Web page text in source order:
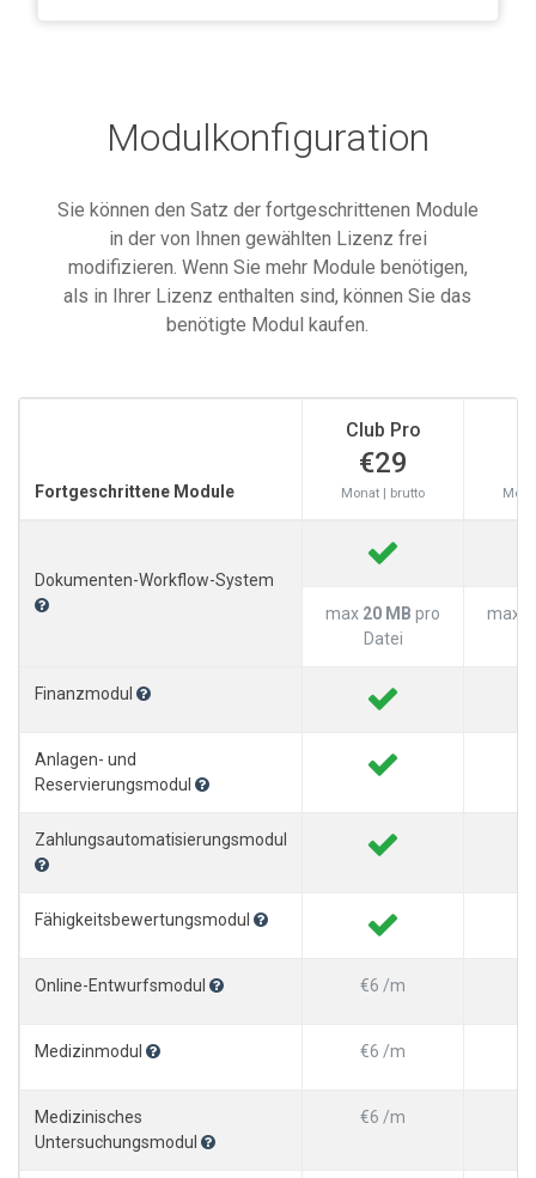
Modulkonfiguration
Sie können den Satz der fortgeschrittenen Module
in der von Ihnen gewählten Lizenz frei
modifizieren. Wenn Sie mehr Module benötigen,
als in Ihrer Lizenz enthalten sind, können Sie das
benötigte Modul kaufen.
Fortgeschrittene Module
Club Pro
€29
Monat | brutto
Dokumenten-Workflow-System
max 20 MB pro
Datei
max
Finanzmodul
Anlagen- und
Reservierungsmodul
Zahlungsautomatisierungsmodul
Fähigkeitsbewertungsmodul
Online-Entwurfsmodul €6 /m
Medizinmodul €6 /m
Medizinisches
Untersuchungsmodul
€6 /m